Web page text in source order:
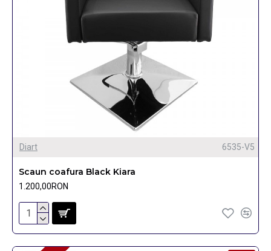
Diart 6535-V5
Scaun coafura Black Kiara
1.200,00RON